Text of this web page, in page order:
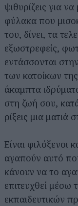
ψιθυρίζεις για
φύλακα που
του, δίνει, τα
εξωστρεφείς,
εντάσσονται
των κατοίκων
άκαμπτα
στη ζωή σου,
ρίξεις μια ματιά
Είναι φιλόξενοι
αγαπούν αυτό
κάνουν να το
επιτευχθεί μέσω
εκπαιδευτικών